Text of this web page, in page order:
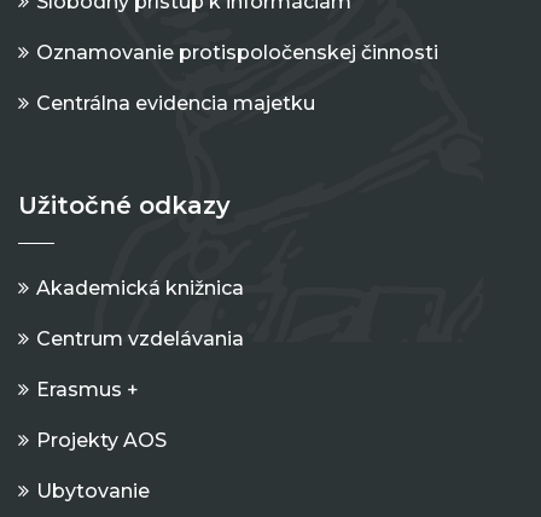
Oznamovanie protispoločenskej činnosti
Centrálna evidencia majetku
Užitočné odkazy
Akademická knižnica
Centrum vzdelávania
Erasmus +
Projekty AOS
Ubytovanie